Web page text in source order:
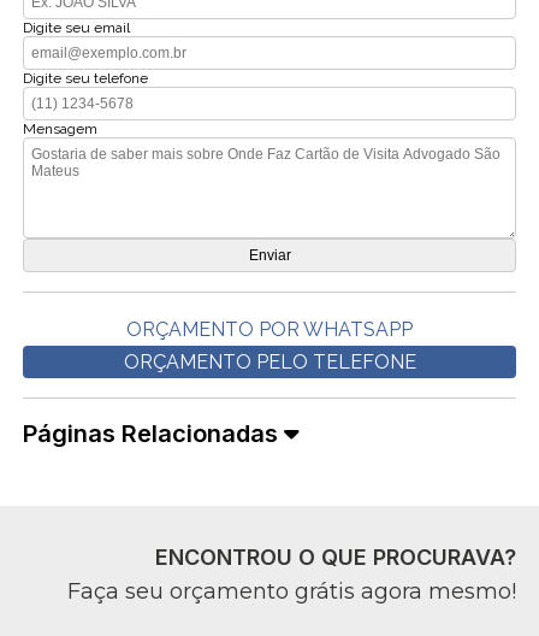
Digite seu email
Digite seu telefone
Mensagem
ORÇAMENTO POR WHATSAPP
ORÇAMENTO PELO TELEFONE
Páginas Relacionadas
ENCONTROU O QUE PROCURAVA?
Faça seu orçamento grátis agora mesmo!